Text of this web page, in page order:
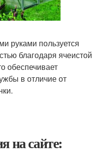
руками пользуется
благодаря ячеистой
обеспечивает
в отличие от
на сайте: